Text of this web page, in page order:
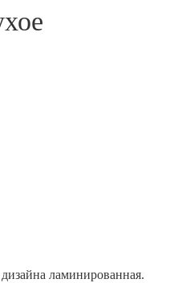
дизайна ламинированная.